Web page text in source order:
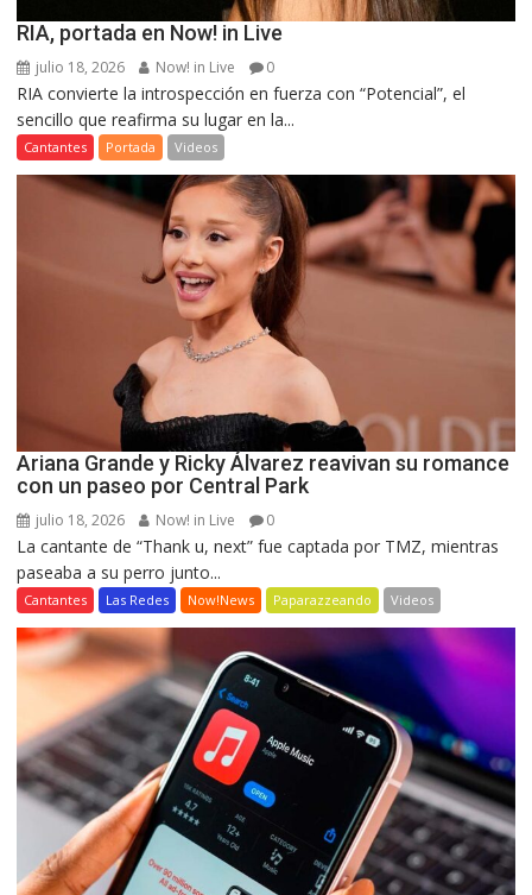
RIA, portada en Now! in Live
julio 18, 2026 Now! in Live 0
RIA convierte la introspección en fuerza con “Potencial”, el
sencillo que reafirma su lugar en la...
Cantantes Portada Videos
Ariana Grande y Ricky Álvarez reavivan su romance
con un paseo por Central Park
julio 18, 2026 Now! in Live 0
La cantante de “Thank u, next” fue captada por TMZ, mientras
paseaba a su perro junto...
Cantantes Las Redes Now!News Paparazzeando Videos